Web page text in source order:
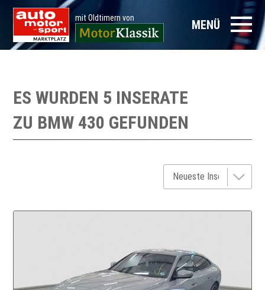
mit Oldtimern von MENÜ
ES WURDEN 5 INSERATE
ZU BMW 430 GEFUNDEN